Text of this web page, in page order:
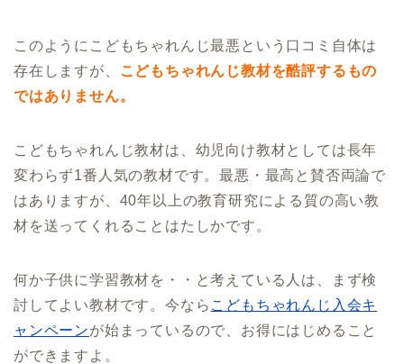
このようにこどもちゃれんじ最悪という口コミ自体は
存在しますが、 こどもちゃれんじ教材を酷評するもの
ではありません。
こどもちゃれんじ教材は、幼児向け教材としては長年
変わらず1番人気の教材です。最悪・最高と賛否両論で
はありますが、40年以上の教育研究による質の高い教
材を送ってくれることはたしかです。
何か子供に学習教材を・・と考えている人は、まず検
討してよい教材です。今なら こどもちゃれんじ入会キ
ャンペーンが始まっているので、お得にはじめること
ができますよ。